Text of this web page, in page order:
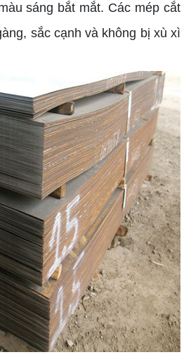
sáng bắt mắt. Các mép cắt
sắc cạnh và không bị xù xì